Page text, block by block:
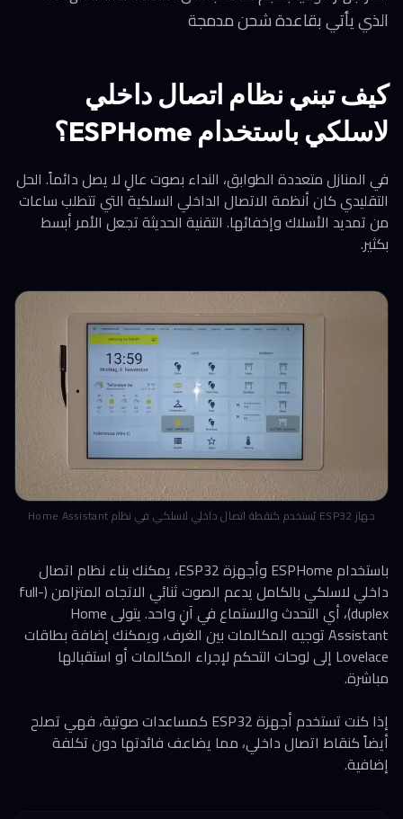
الذي يأتي بقاعدة شحن مدمجة
كيف تبني نظام اتصال داخلي
لاسلكي باستخدام ESPHome؟
في المنازل متعددة الطوابق، النداء بصوت عالٍ لا يصل دائماً. الحل
التقليدي كان أنظمة الاتصال الداخلي السلكية التي تتطلب ساعات
من تمديد الأسلاك وإخفائها. التقنية الحديثة تجعل الأمر أبسط
بكثير.
جهاز ESP32 يُستخدم كنقطة اتصال داخلي لاسلكي في نظام Home Assistant
باستخدام ESPHome وأجهزة ESP32، يمكنك بناء نظام اتصال
داخلي لاسلكي بالكامل يدعم الصوت ثنائي الاتجاه المتزامن (full-
duplex)، أي التحدث والاستماع في آنٍ واحد. يتولى Home
Assistant توجيه المكالمات بين الغرف، ويمكنك إضافة بطاقات
Lovelace إلى لوحات التحكم لإجراء المكالمات أو استقبالها
مباشرة.
إذا كنت تستخدم أجهزة ESP32 كمساعدات صوتية، فهي تصلح
أيضاً كنقاط اتصال داخلي، مما يضاعف فائدتها دون تكلفة
إضافية.